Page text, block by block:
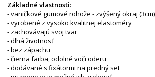
Základné vlastnosti:
- vaničkové gumové rohože - zvýšený okraj (3cm)
- vyrobené z vysoko kvalitnej elastoméry
- zachovávajú svoj tvar
- dlhá životnosť
- bez zápachu
- čierna farba, odolné voči oderu
- dodávané s fixátormi na predný set